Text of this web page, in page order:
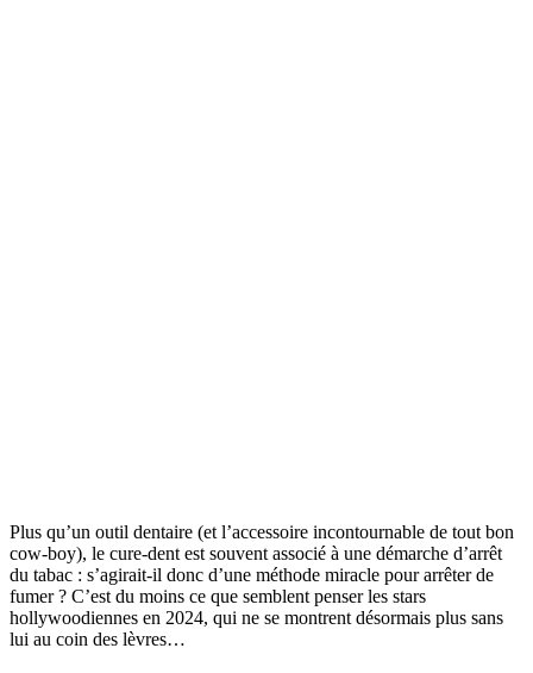
Plus qu’un outil dentaire (et l’accessoire incontournable de tout bon
cow-boy), le cure-dent est souvent associé à une démarche d’arrêt
du tabac : s’agirait-il donc d’une méthode miracle pour arrêter de
fumer ? C’est du moins ce que semblent penser les stars
hollywoodiennes en 2024, qui ne se montrent désormais plus sans
lui au coin des lèvres…